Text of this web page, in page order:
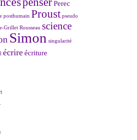
Perec
posthumain Proust pseudo
Grillet Rousseau science
Simon singularité
écrireécriture